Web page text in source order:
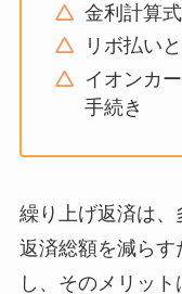
金利計算
リボ払い
イオンカ
手続き
繰り上げ返済は、
返済総額を減ら
し、そのメリッ